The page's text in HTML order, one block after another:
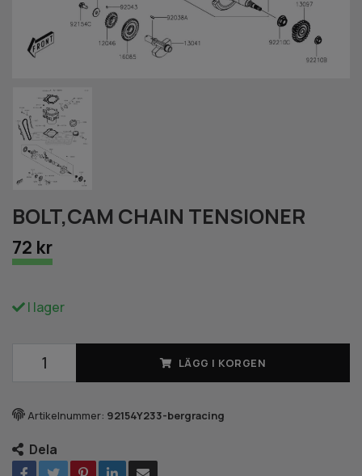
BOLT,CAM CHAIN TENSIONER
72 kr
I lager
LÄGG I KORGEN
Artikelnummer: 92154Y233-bergracing
Dela